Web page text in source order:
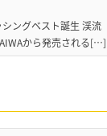
ングベスト誕生 渓流
から発売される[…]